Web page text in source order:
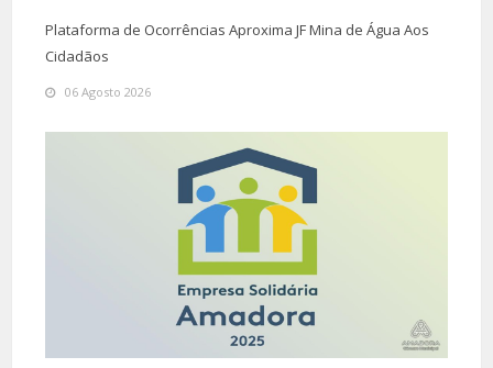
Plataforma de Ocorrências Aproxima JF Mina de Água Aos
Cidadãos
06 Agosto 2026